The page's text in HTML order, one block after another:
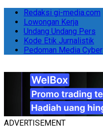
Redaksi gi-media.com
Lowongan Kerja
Undang Undang Pers
Kode Etik Jurnalistik
Pedoman Media Cyber
ADVERTISEMENT